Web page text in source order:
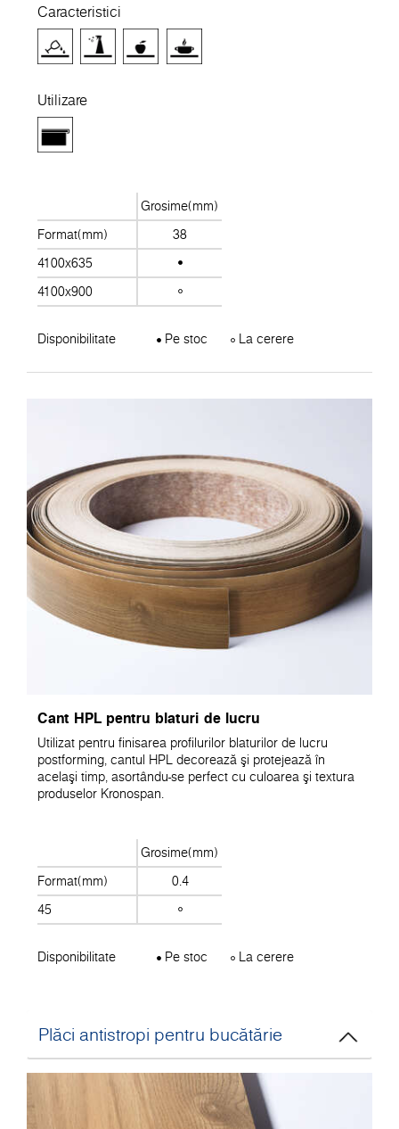
Caracteristici
Utilizare
Grosime(mm)
Format(mm)
38
4100x635
4100x900
Disponibilitate Pe stoc La cerere
Cant HPL pentru blaturi de lucru
Utilizat pentru finisarea profilurilor blaturilor de lucru
postforming, cantul HPL decorează şi protejează în
acelaşi timp, asortându-se perfect cu culoarea şi textura
produselor Kronospan.
Grosime(mm)
Format(mm)
0.4
45
Disponibilitate Pe stoc La cerere
Plăci antistropi pentru bucătărie